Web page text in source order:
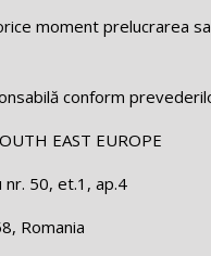
moment prelucrarea
conform
EAST EUROPE
nr. 50, et.1, ap.4
Romania